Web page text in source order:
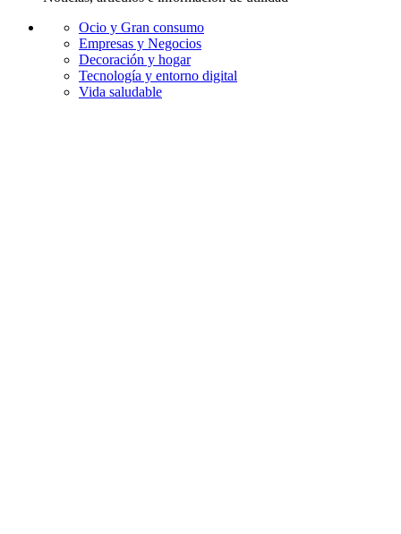
Ocio y Gran consumo
Empresas y Negocios
Decoración y hogar
Tecnología y entorno digital
Vida saludable